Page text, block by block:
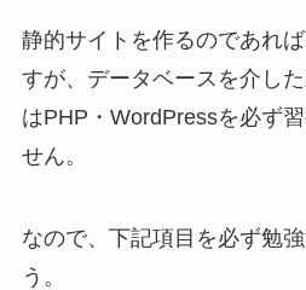
静的サイトを作るのであれ
すが、データベースを介し
はPHP・WordPressを必ず
せん。
なので、下記項目を必ず勉
う。